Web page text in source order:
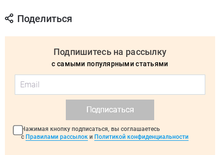
Поделиться
Подпишитесь на рассылку
с самыми популярными статьями
Подписаться
Нажимая кнопку подписаться, вы соглашаетесь
с Правилами рассылок и Политикой конфиденциальности